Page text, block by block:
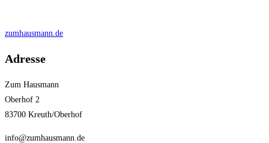
zumhausmann.de
Adresse
Zum Hausmann
Oberhof 2
83700 Kreuth/Oberhof
info@zumhausmann.de